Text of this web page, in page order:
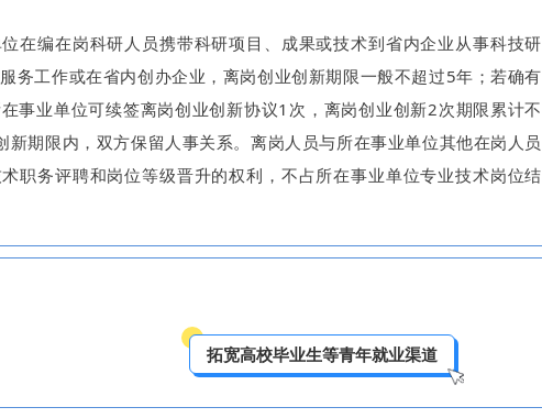
编在岗科研人员携带科研项目、成果或技术到省内企业从事科技研
务工作或在省内创办企业，离岗创业创新期限一般不超过5年；若确有
事业单位可续签离岗创业创新协议1次，离岗创业创新2次期限累计不
新期限内，双方保留人事关系。离岗人员与所在事业单位其他在岗人员
职务评聘和岗位等级晋升的权利，不占所在事业单位专业技术岗位结
拓宽高校毕业生等青年就业渠道